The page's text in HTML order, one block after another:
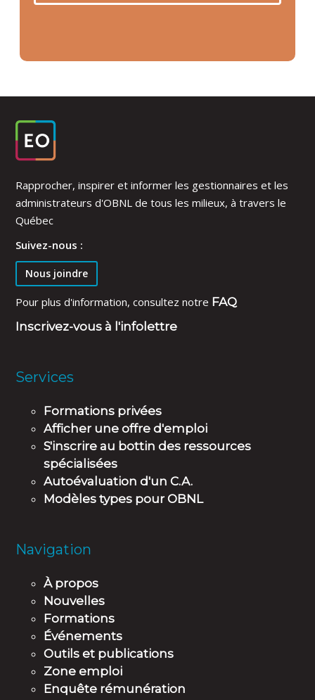
Rapprocher, inspirer et informer les gestionnaires et les
administrateurs d'OBNL de tous les milieux, à travers le
Québec
Suivez-nous :
Nous joindre
Pour plus d'information, consultez notre FAQ
Inscrivez-vous à l'infolettre
Services
Formations privées
Afficher une offre d'emploi
S'inscrire au bottin des ressources
spécialisées
Autoévaluation d'un C.A.
Modèles types pour OBNL
Navigation
À propos
Nouvelles
Formations
Événements
Outils et publications
Zone emploi
Enquête rémunération